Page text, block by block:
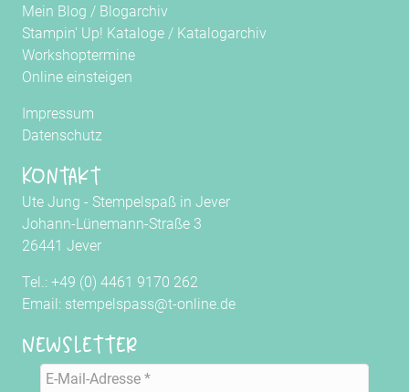
Mein Blog / Blogarchiv
Stampin' Up! Kataloge / Katalogarchiv
Workshoptermine
Online einsteigen
Impressum
Datenschutz
Kontakt
Ute Jung - Stempelspaß in Jever
Johann-Lünemann-Straße 3
26441 Jever
Tel.: +49 (0) 4461 9170 262
Email: stempelspass@t-online.de
Newsletter